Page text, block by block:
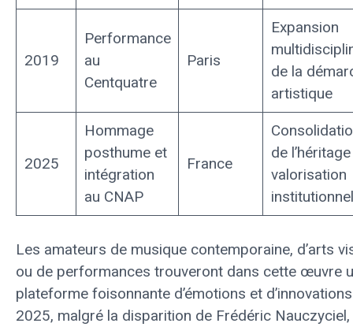
2019
Performance
au
Centquatre
Paris
Expansion
de la
artistique
2025
Hommage
posthume et
intégration
au CNAP
France
de
valorisation
Les amateurs de musique contemporaine, d’arts
ou de performances trouveront dans cette œuvre
plateforme foisonnante d’émotions et
2025, malgré la disparition de Frédéric Nauczyciel,